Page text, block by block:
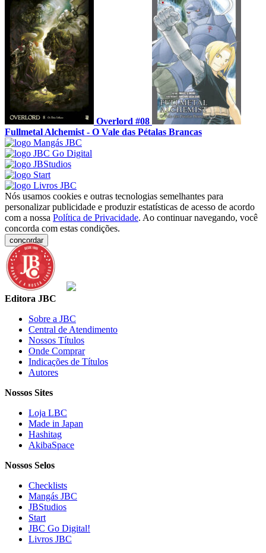
Overlord #08
Fullmetal Alchemist - O Vale das Pétalas Brancas
Nós usamos cookies e outras tecnologias semelhantes para
personalizar publicidade e produzir estatísticas de acesso de acordo
com a nossa Política de Privacidade. Ao continuar navegando, você
concorda com estas condições.
concordar
Editora JBC
Sobre a JBC
Central de Atendimento
Nossos Títulos
Onde Comprar
Indicações de Títulos
Autores
Nossos Sites
Loja LBC
Made in Japan
Hashitag
AkibaSpace
Nossos Selos
Checklists
Mangás JBC
JBStudios
Start
JBC Go Digital!
Livros JBC